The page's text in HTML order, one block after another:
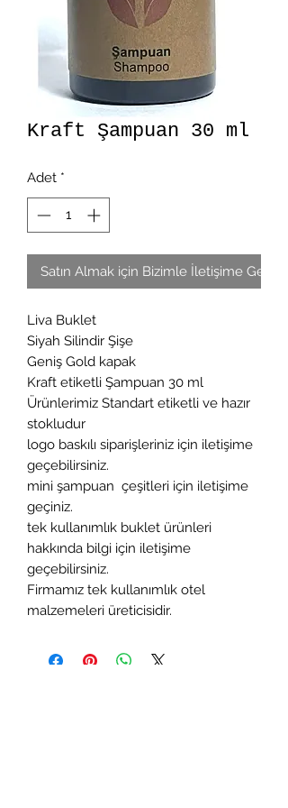
Kraft Şampuan 30 ml
Adet *
Satın Almak için Bizimle İletişime Geçin
Liva Buklet
Siyah Silindir Şişe
Geniş Gold kapak
Kraft etiketli Şampuan 30 ml
Ürünlerimiz Standart etiketli ve hazır
stokludur
logo baskılı siparişleriniz için iletişime
geçebilirsiniz.
mini şampuan çeşitleri için iletişime
geçiniz.
tek kullanımlık buklet ürünleri
hakkında bilgi için iletişime
geçebilirsiniz.
Firmamız tek kullanımlık otel
malzemeleri üreticisidir.